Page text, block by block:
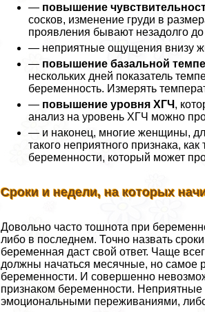
— повышение
сосков, изменение гpyди в
проявления бывают незадолго
— неприятные ощущения внизу
— повышение базальной
нескольких дней показатель
беременность. Измерять
— повышение уровня ХГЧ ,
анализ на уровень ХГЧ можно
— и наконец, многие женщины,
такого неприятного признака,
беременности, который может
Сроки и недели, на которых
Довольно часто тошнота при
либо в последнем. Точно назвать
беременная даст свой ответ. Чаще
должны начаться мecячные, но самое
беременности. И совершенно
признаком беременности.
эмоциональными переживаниями,